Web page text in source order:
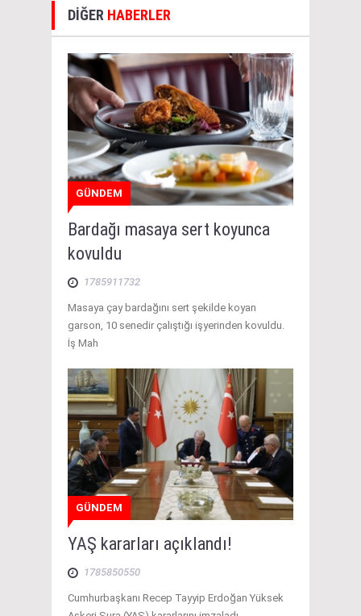
DİĞER HABERLER
GÜNDEM
Bardağı masaya sert koyunca
kovuldu
1785911732
Masaya çay bardağını sert şekilde koyan
garson, 10 senedir çalıştığı işyerinden kovuldu.
İş Mah
GÜNDEM
YAŞ kararları açıklandı!
1785850550
Cumhurbaşkanı Recep Tayyip Erdoğan Yüksek